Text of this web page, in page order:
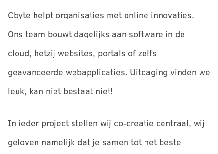
Cbyte helpt organisaties met online innovaties.
Ons team bouwt dagelijks aan software in de
cloud, hetzij websites, portals of zelfs
geavanceerde webapplicaties. Uitdaging vinden we
leuk, kan niet bestaat niet!
In ieder project stellen wij co-creatie centraal, wij
geloven namelijk dat je samen tot het beste